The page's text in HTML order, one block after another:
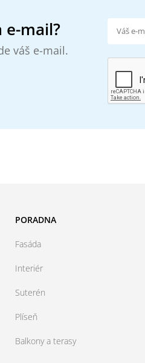
e-mail?
váš e-mail.
PORADNA
Fasáda
Interiér
Suterén
Plíseň
Balkony a terasy